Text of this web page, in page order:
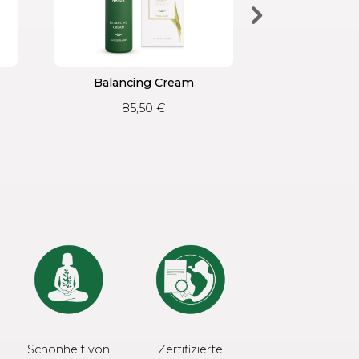
Balancing Cream
85,50€
Schönheit von Zertifizierte